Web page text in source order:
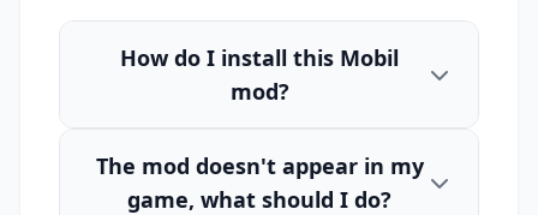
How do I install this Mobil
mod?
The mod doesn't appear in my
game, what should I do?